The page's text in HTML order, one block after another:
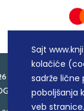
Sajt
kolačiće
sadrže lične
poboljšanja
veb
Knjizara.com -
PIB: